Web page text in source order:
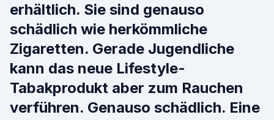
erhältlich. Sie sind genauso
schädlich wie herkömmliche
Zigaretten. Gerade Jugendliche
kann das neue Lifestyle-
Tabakprodukt aber zum Rauchen
verführen. Genauso schädlich. Eine